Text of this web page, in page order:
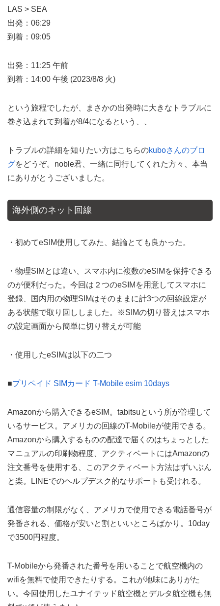
LAS > SEA
出発：06:29
到着：09:05
出発：11:25 午前
到着：14:00 午後 (2023/8/8 火)
という旅程でしたが、まさかの出発時に大きなトラブルに
巻き込まれて到着が8/4になるという、、
トラブルの詳細を知りたい方はこちらのkuboさんのブロ
グをどうぞ。noble君、一緒に同行してくれた方々、本当
にありがとうございました。
海外側のネット回線
・初めてeSIM使用してみた、結論とても良かった。
・物理SIMとは違い、スマホ内に複数のeSIMを保持できる
のが便利だった。今回は２つのeSIMを用意してスマホに
登録、国内用の物理SIMはそのままに計3つの回線設定が
ある状態で取り回ししました。※SIMの切り替えはスマホ
の設定画面から簡単に切り替えが可能
・使用したeSIMは以下の二つ
■プリペイド SIMカード T-Mobile esim 10days
Amazonから購入できるeSIM。tabitsuという所が管理して
いるサービス。アメリカの回線のT-Mobileが使用できる。
Amazonから購入するものの配達で届くのはちょっとした
マニュアルの印刷物程度、アクティベートにはAmazonの
注文番号を使用する、このアクティベート方法はずいぶん
と楽。LINEでのヘルプデスク的なサポートも受けれる。
通信容量の制限がなく、アメリカで使用できる電話番号が
発番される、価格が安いと割といいところばかり。10day
で3500円程度。
T-Mobileから発番された番号を用いることで航空機内の
wifiを無料で使用できたりする。これが地味にありがた
い。今回使用したユナイテッド航空機とデルタ航空機も無